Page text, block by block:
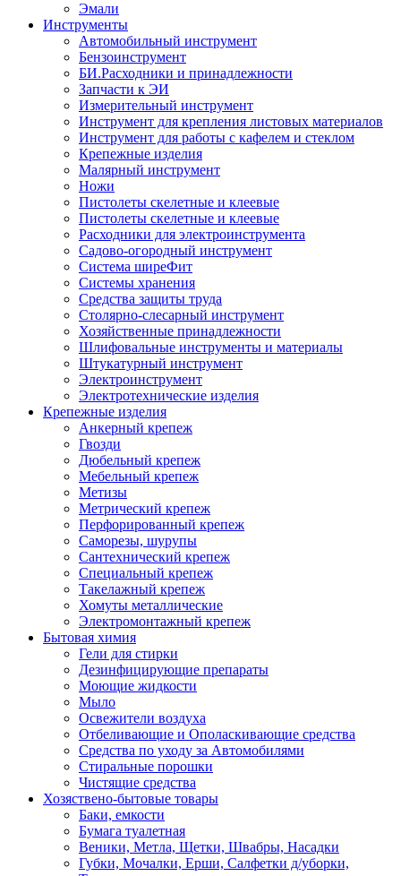
Эмали
Инструменты
Автомобильный инструмент
Бензоинструмент
БИ.Расходники и принадлежности
Запчасти к ЭИ
Измерительный инструмент
Инструмент для крепления листовых материалов
Инструмент для работы с кафелем и стеклом
Крепежные изделия
Малярный инструмент
Ножи
Пистолеты скелетные и клеевые
Пистолеты скелетные и клеевые
Расходники для электроинструмента
Садово-огородный инструмент
Система ширеФит
Системы хранения
Средства защиты труда
Столярно-слесарный инструмент
Хозяйственные принадлежности
Шлифовальные инструменты и материалы
Штукатурный инструмент
Электроинструмент
Электротехнические изделия
Крепежные изделия
Анкерный крепеж
Гвозди
Дюбельный крепеж
Мебельный крепеж
Метизы
Метрический крепеж
Перфорированный крепеж
Саморезы, шурупы
Сантехнический крепеж
Специальный крепеж
Такелажный крепеж
Хомуты металлические
Электромонтажный крепеж
Бытовая химия
Гели для стирки
Дезинфицирующие препараты
Моющие жидкости
Мыло
Освежители воздуха
Отбеливающие и Ополаскивающие средства
Средства по уходу за Автомобилями
Стиральные порошки
Чистящие средства
Хозяствено-бытовые товары
Баки, емкости
Бумага туалетная
Веники, Метла, Щетки, Швабры, Насадки
Губки, Мочалки, Ерши, Салфетки д/уборки,